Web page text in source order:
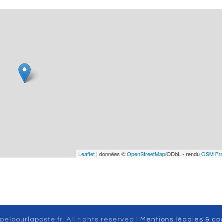
Leaflet | données ©OpenStreetMap/ODbL - renduOSM
All rights reserved | Mentions légales &